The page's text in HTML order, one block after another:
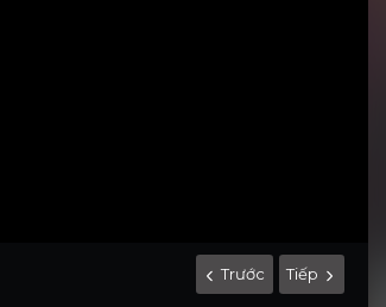
Trước Tiếp